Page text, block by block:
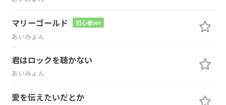
マリーゴールド 初心者ver
あいみょん
君はロックを聴かない
あいみょん
愛を伝えたいだとか